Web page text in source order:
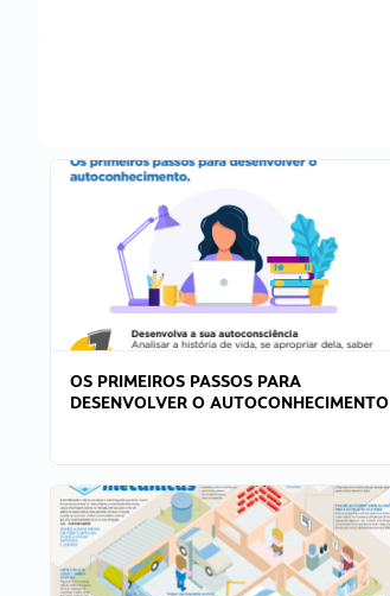
OS PRIMEIROS PASSOS PARA
DESENVOLVER O AUTOCONHECIMENTO